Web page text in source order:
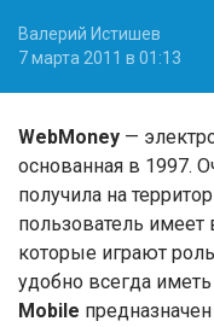
Валерий Истишев
7 марта 2011 в 01:13
WebMoney —
основанная в 1997.
получила на
пользователь
которые играют
удобно всегда
Mobile